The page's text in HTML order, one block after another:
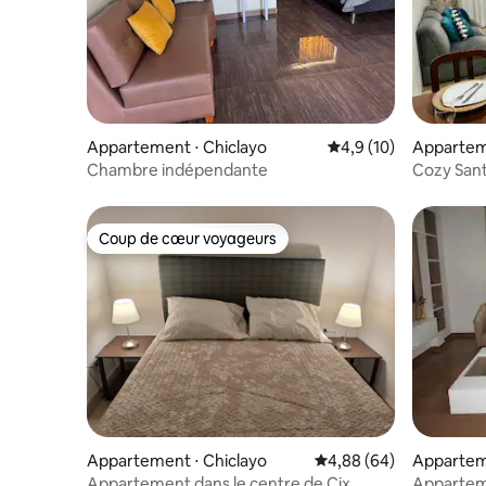
Appartement ⋅ Chiclayo Évaluation moyenne
4,9 (10)
Chambre indépendante
Cozy
Coup de cœur voyageurs
Coup de cœur voyageurs
Appartement ⋅ Chiclayo Évaluation moyenne
4,88 (64)